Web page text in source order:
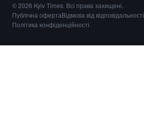
© 2026 Kyiv Times. Всі права захищені.
Публічна офертаВідмова від відповідальності
Політика конфіденційності